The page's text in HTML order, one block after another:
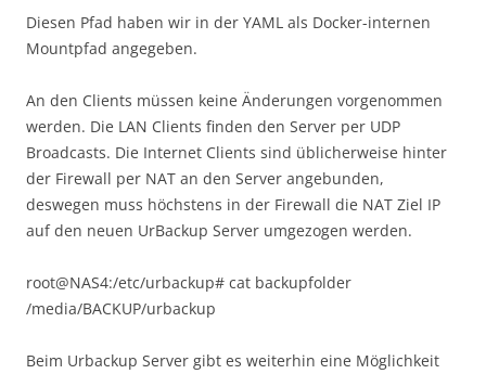
Diesen Pfad haben wir in der YAML als Docker-internen
Mountpfad angegeben.
An den Clients müssen keine Änderungen vorgenommen
werden. Die LAN Clients finden den Server per UDP
Broadcasts. Die Internet Clients sind üblicherweise hinter
der Firewall per NAT an den Server angebunden,
deswegen muss höchstens in der Firewall die NAT Ziel IP
auf den neuen UrBackup Server umgezogen werden.
root@NAS4:/etc/urbackup# cat backupfolder
/media/BACKUP/urbackup
Beim Urbackup Server gibt es weiterhin eine Möglichkeit